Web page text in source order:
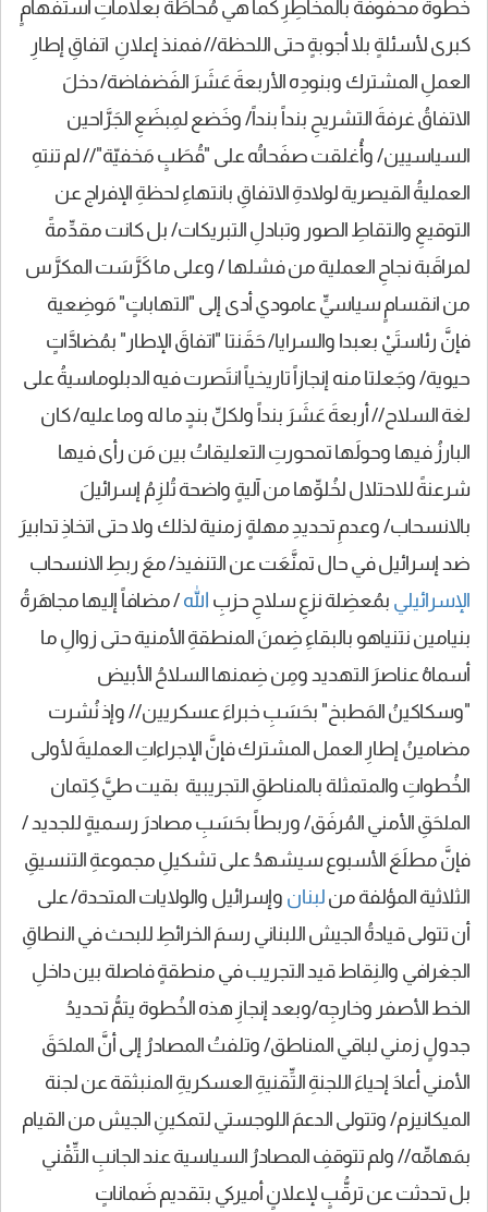
خُطوةٌ محفوفةٌ بالَمخاطِرِ كما هي مُحاطَةٌ بعلاماتِ استفهامٍ
كبرى لأسئلةٍ بلا أجوبةٍ حتى اللحظة// فمنذ إعلانِ اتفاقِ إطارِ
العملِ المشترك وبنودِه الأربعةَ عَشَرَ الفَضفاضة/ دخلَ
الاتفاقُ غرفةَ التشريحِ بنداً بنداً/ وخَضع لمِبضَعِ الجَرَّاحين
السياسيين/ وأُغلقت صفَحاتُه على "قُطَبٍ مَخفيّة"// لم تنتهِ
العمليةُ القيصرية لولادةِ الاتفاقِ بانتهاءِ لحظةِ الإفراج عن
التوقيعِ والتقاطِ الصور وتبادلِ التبريكات/ بل كانت مقدِّمةً
لمراقَبة نجاحِ العملية من فشلها / وعلى ما كَرَّسَت المكرَّس
من انقسامٍ سياسيٍّ عامودي أدى إلى "التهاباتٍ" مَوضِعية
فإنَّ رئاستَيْ بعبدا والسرايا/ حَقَنتا "اتفاقَ الإطار" بمُضادَّاتٍ
حيوية/ وجَعلتا منه إنجازاً تاريخياً انتَصرت فيه الدبلوماسيةُ على
لغة السلاح// أربعةَ عَشَرَ بنداً ولكلِّ بندٍ ما له وما عليه/ كان
البارزُ فيها وحولَها تمحورتِ التعليقاتُ بين مَن رأى فيها
شرعنةً للاحتلال لخُلوِّها من آليةٍ واضحة تُلزِمُ إسرائيلَ
بالانسحاب/ وعدمِ تحديدِ مهلةٍ زمنية لذلك ولا حتى اتخاذِ تدابيرَ
ضد إسرائيل في حال تمنَّعَت عن التنفيذ/ معَ ربطِ الانسحاب
الإسرائيلي بمُعضِلة نزعِ سلاحِ حزبِ الله / مضافاً إليها مجاهَرةُ
بنيامين نتنياهو بالبقاءِ ضِمنَ المنطقةِ الأمنية حتى زوالِ ما
أسماهُ عناصرَ التهديد ومِن ضِمنها السلاحُ الأبيض
"وسكاكينُ المَطبخ" بحَسَبِ خبراءَ عسكريين// وإذ نُشرت
مضامينُ إطارِ العمل المشترك فإنَّ الإجراءاتِ العمليةَ لأولى
الخُطواتِ والمتمثلة بالمناطقِ التجريبية بقيت طيَّ كِتمان
الملحَقِ الأمني المُرفَق/ وربطاً بحَسَبِ مصادرَ رسميةٍ للجديد /
فإنَّ مطلَعَ الأسبوع سيشهدُ على تشكيلِ مجموعةِ التنسيقِ
الثلاثية المؤلفة من لبنان وإسرائيل والولايات المتحدة/ على
أن تتولى قيادةُ الجيش اللبناني رسمَ الخرائطِ للبحث في النطاقِ
الجغرافي والنِقاط قيد التجريب في منطقةٍ فاصلة بين داخلِ
الخط الأصفر وخارجِه/وبعد إنجازِ هذه الخُطوة يتمُّ تحديدُ
جدولٍ زمني لباقي المناطق/ وتلفتُ المصادرُ إلى أنَّ الملحَقَ
الأمني أعادَ إحياءَ اللجنةِ التِّقنيةِ العسكريةِ المنبثقة عن لجنة
الميكانيزم/ وتتولى الدعمَ اللوجستي لتمكينِ الجيش من القيام
بمَهامِّه// ولم تتوقفِ المصادرُ السياسية عند الجانبِ التِّقْني
بل تحدثت عن ترقُّبٍ لإعلانٍ أميركي بتقديم ضَماناتٍ